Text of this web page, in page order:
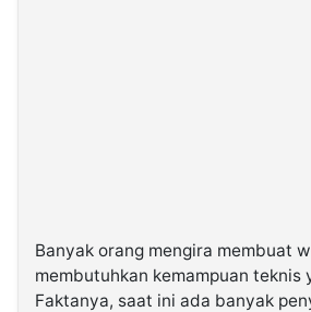
Banyak orang mengira membuat
membutuhkan kemampuan teknis
Faktanya, saat ini ada banyak